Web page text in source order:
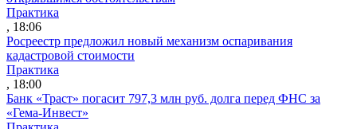
Практика
, 18:06
Росреестр предложил новый механизм оспаривания
кадастровой стоимости
Практика
, 18:00
Банк «Траст» погасит 797,3 млн руб. долга перед ФНС за
«Гема-Инвест»